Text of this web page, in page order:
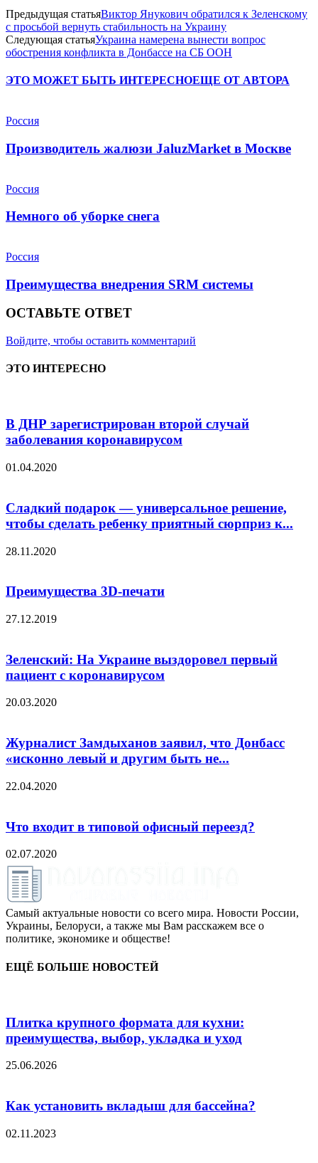
Предыдущая статьяВиктор Янукович обратился к Зеленскому
с просьбой вернуть стабильность на Украину
Следующая статьяУкраина намерена вынести вопрос
обострения конфликта в Донбассе на СБ ООН
ЭТО МОЖЕТ БЫТЬ ИНТЕРЕСНОЕЩЕ ОТ АВТОРА
Россия
Производитель жалюзи JaluzMarket в Москве
Россия
Немного об уборке снега
Россия
Преимущества внедрения SRM системы
ОСТАВЬТЕ ОТВЕТ
Войдите, чтобы оставить комментарий
ЭТО ИНТЕРЕСНО
В ДНР зарегистрирован второй случай
заболевания коронавирусом
01.04.2020
Сладкий подарок — универсальное решение,
чтобы сделать ребенку приятный сюрприз к...
28.11.2020
Преимущества 3D-печати
27.12.2019
Зеленский: На Украине выздоровел первый
пациент с коронавирусом
20.03.2020
Журналист Замдыханов заявил, что Донбасс
«исконно левый и другим быть не...
22.04.2020
Что входит в типовой офисный переезд?
02.07.2020
Самый актуальные новости со всего мира. Новости России,
Украины, Белоруси, а также мы Вам расскажем все о
политике, экономике и обществе!
ЕЩЁ БОЛЬШЕ НОВОСТЕЙ
Плитка крупного формата для кухни:
преимущества, выбор, укладка и уход
25.06.2026
Как установить вкладыш для бассейна?
02.11.2023